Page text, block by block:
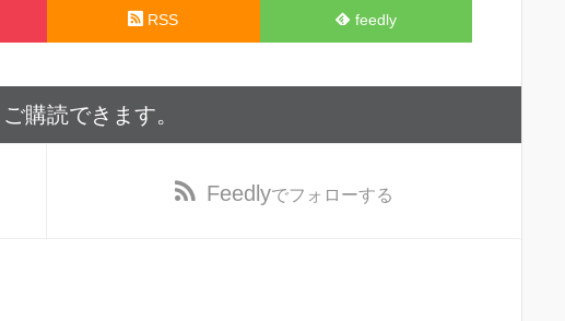
RSS feedly
購読できます。
Feedlyでフォローする